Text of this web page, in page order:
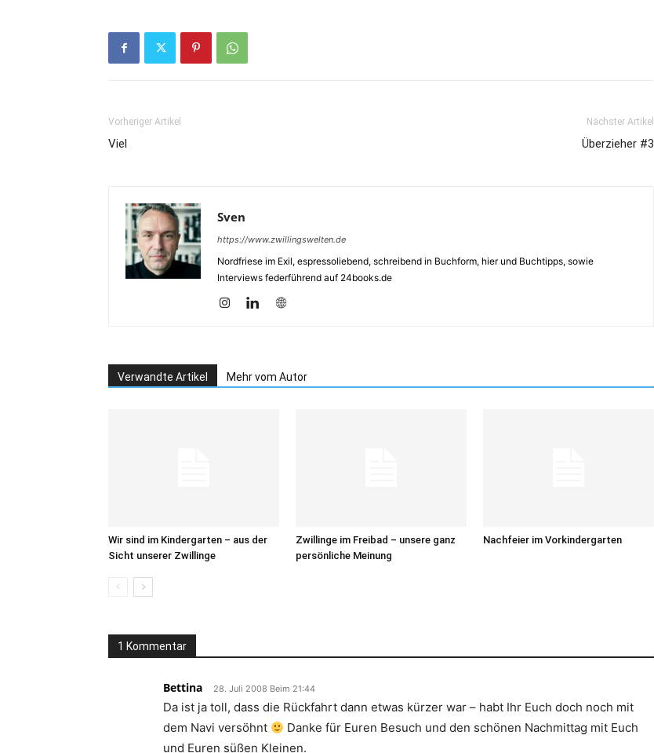
Vorheriger Artikel
Viel
Nächster Artikel
Überzieher #3
Sven
https://www.zwillingswelten.de
Nordfriese im Exil, espressoliebend, schreibend in Buchform, hier und Buchtipps, sowie
Interviews federführend auf 24books.de
Verwandte Artikel Mehr vom Autor
Wir sind im Kindergarten – aus der
Sicht unserer Zwillinge
Zwillinge im Freibad – unsere ganz
persönliche Meinung
Nachfeier im Vorkindergarten
1 Kommentar
Bettina 28. Juli 2008 Beim 21:44
Da ist ja toll, dass die Rückfahrt dann etwas kürzer war – habt Ihr Euch doch noch mit
dem Navi versöhnt
Danke für Euren Besuch und den schönen Nachmittag mit Euch
und Euren süßen Kleinen.